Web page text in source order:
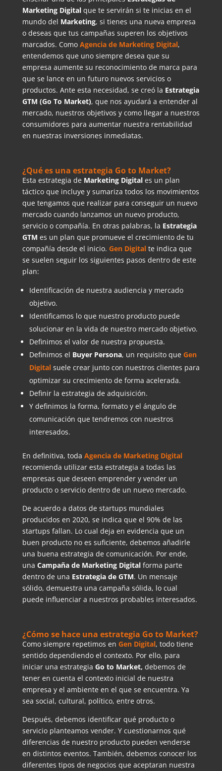
Marketing Digitalque te servirán si te inicias en el
mundo del Marketing, si tienes una nueva empresa
o deseas que tus campañas superen los objetivos
marcados. Como Agencia de Marketing Digital,
entendemos que uno siempre desea que su
empresa aumente su reconocimiento de marca para
que se lance en un futuro nuevos servicios o
productos. Ante esta necesidad, se creó la Estrategia
GTM (Go To Market), que nos ayudará a entender al
mercado, nuestros objetivos y como llegar a nuestros
consumidores para aumentar nuestra rentabilidad
en nuestras inversiones inmediatas.
¿Qué es una estrategia Go to Market?
Esta estrategia de Marketing Digitales un plan
táctico que incluye y sumariza todos los movimientos
que tengamos que realizar para conseguir un nuevo
mercado cuando lanzamos un nuevo producto,
servicio o compañía. En otras palabras, la Estrategia
GTM es un plan que promueve el crecimiento de tu
compañía desde el inicio. Gen Digital te indica que
se suelen seguir los siguientes pasos dentro de este
plan:
Identificación de nuestra audiencia y mercado
objetivo.
Identificamos lo que nuestro producto puede
solucionar en la vida de nuestro mercado objetivo.
Definimos el valor de nuestra propuesta.
Definimos el Buyer Persona, un requisito que Gen
Digitalsuele crear junto con nuestros clientes para
optimizar su crecimiento de forma acelerada.
Definir la estrategia de adquisición.
Y definimos la forma, formato y el ángulo de
comunicación que tendremos con nuestros
interesados.
En definitiva, toda Agencia de Marketing Digital
recomienda utilizar esta estrategia a todas las
empresas que deseen emprender y vender un
producto o servicio dentro de un nuevo mercado.
De acuerdo a datos de startups mundiales
producidos en 2020, se indica que el 90% de las
startups fallan. Lo cual deja en evidencia que un
buen producto no es suficiente, debemos añadirle
una buena estrategia de comunicación. Por ende,
una Campaña de Marketing Digitalforma parte
dentro de una Estrategia de GTM. Un mensaje
sólido, demuestra una campaña sólida, lo cual
puede influenciar a nuestros probables interesados.
¿Cómo se hace una estrategia Go to Market?
Como siempre repetimos en Gen Digital, todo tiene
sentido dependiendo el contexto. Por ello, para
iniciar una estrategia Go to Market, debemos de
tener en cuenta el contexto inicial de nuestra
empresa y el ambiente en el que se encuentra. Ya
sea social, cultural, político, entre otros.
Después, debemos identificar qué producto o
servicio planteamos vender. Y cuestionarnos qué
diferencias de nuestro producto pueden venderse
en distintos eventos. También, debemos conocer los
diferentes tipos de negocios que aceptaran nuestra